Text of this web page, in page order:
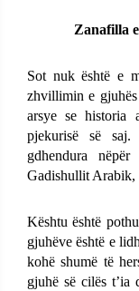
Zanafilla
Sot nuk është e
zhvillimin e gjuhës
arsye se historia
pjekurisë së
gdhendura
Gadishullit Arabik,
Kështu është
gjuhëve është e
kohë shumë të
gjuhë së cilës t’ia